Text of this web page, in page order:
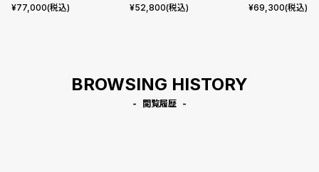
ルバー ダークブルー レザー
¥77,000(税込)
ュ
¥52,800(税込)
ホワイト ブラッ
¥69,300(税込)
BROWSING HISTORY
閲覧履歴